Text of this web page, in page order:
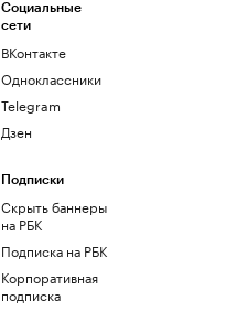
Социальные
сети
ВКонтакте
Одноклассники
Telegram
Дзен
Подписки
Скрыть баннеры
на РБК
Подписка на РБК
Корпоративная
подписка